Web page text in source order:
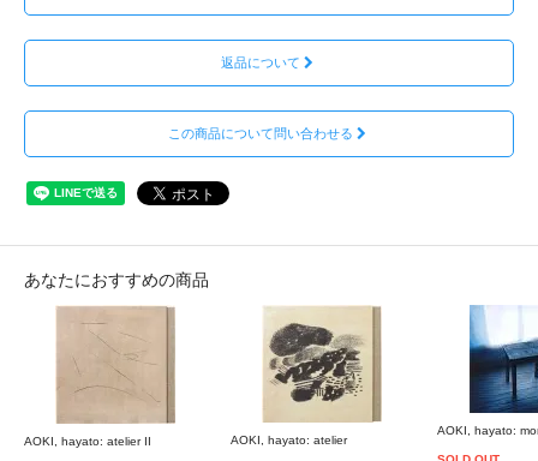
返品について
この商品について問い合わせる
あなたにおすすめの商品
AOKI, hayato: atelier II AOKI, hayato: atelier
AOKI, hayato: